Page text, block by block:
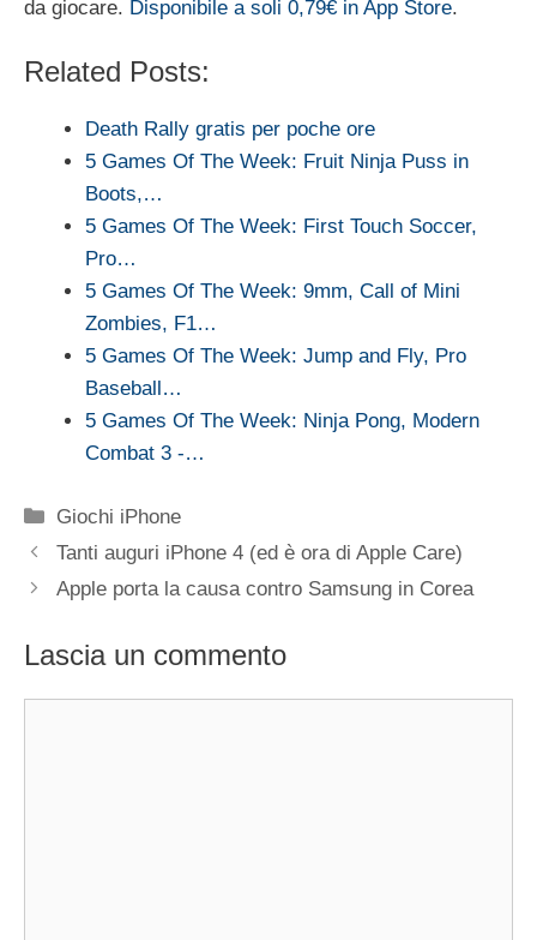
da giocare. Disponibile a soli 0,79€ in App Store.
Related Posts:
Death Rally gratis per poche ore
5 Games Of The Week: Fruit Ninja Puss in
Boots,…
5 Games Of The Week: First Touch Soccer,
Pro…
5 Games Of The Week: 9mm, Call of Mini
Zombies, F1…
5 Games Of The Week: Jump and Fly, Pro
Baseball…
5 Games Of The Week: Ninja Pong, Modern
Combat 3 -…
Categorie
Giochi iPhone
Tanti auguri iPhone 4 (ed è ora di Apple Care)
Apple porta la causa contro Samsung in Corea
Lascia un commento